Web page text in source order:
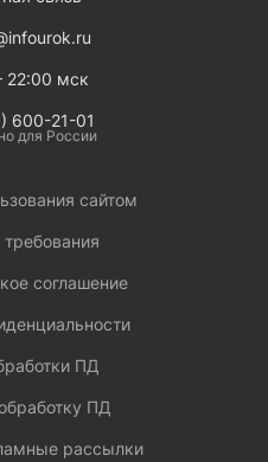
22:00 мск
600-21-01
для России
сайтом
соглашение
ПД
ПД
рассылки